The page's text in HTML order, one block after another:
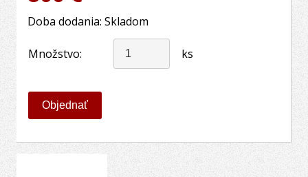
Doba dodania: Skladom
Množstvo: ks